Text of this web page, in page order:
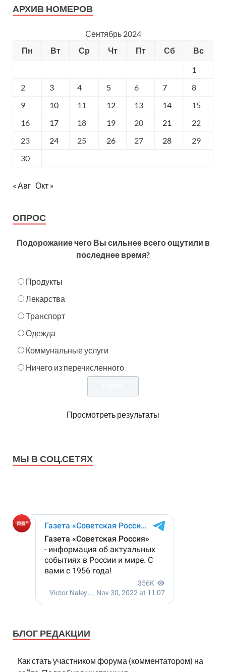
АРХИВ НОМЕРОВ
Сентябрь 2024
Пн
Вт Ср Чт Пт Сб
Вс
1
2
3 4 5 6 7
8
9
10 11 12 13 14
15
16
17 18 19 20 21
22
23
24 25 26 27 28
29
30
« Авг Окт »
ОПРОС
Подорожание чего Вы сильнее всего ощутили в
последнее время?
Продукты
Лекарства
Транспорт
Одежда
Коммунальные услуги
Ничего из перечисленного
Просмотреть результаты
МЫ В СОЦ.СЕТЯХ
БЛОГ РЕДАКЦИИ
Как стать участником форума (комментатором) на